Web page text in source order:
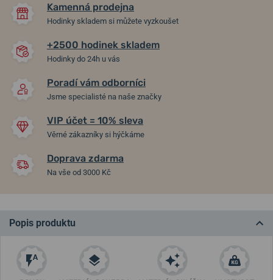
Kamenná prodejna
Hodinky skladem si můžete vyzkoušet
+2500 hodinek skladem
Hodinky do 24h u vás
Poradí vám odborníci
Jsme specialisté na naše značky
VIP účet = 10% sleva
Věrné zákazníky si hýčkáme
Doprava zdarma
Na vše od 3000 Kč
Popis produktu